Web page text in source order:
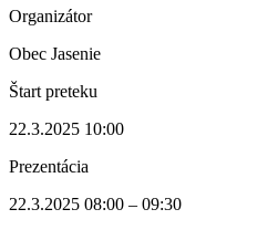
Organizátor
Obec Jasenie
Štart preteku
22.3.2025 10:00
Prezentácia
22.3.2025 08:00 – 09:30